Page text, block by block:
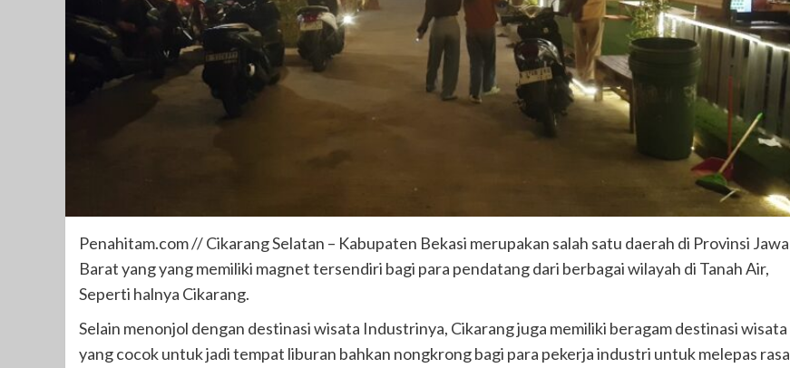
Penahitam.com // Cikarang Selatan – Kabupaten Bekasi merupakan salah satu daerah di Provinsi Jawa
Barat yang yang memiliki magnet tersendiri bagi para pendatang dari berbagai wilayah di Tanah Air,
Seperti halnya Cikarang.
Selain menonjol dengan destinasi wisata Industrinya, Cikarang juga memiliki beragam destinasi wisata
yang cocok untuk jadi tempat liburan bahkan nongkrong bagi para pekerja industri untuk melepas rasa